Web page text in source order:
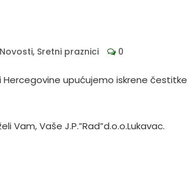
Novosti, Sretni praznici 0
upućujemo iskrene
Vam, Vaše J.P.”Rad”d.o.o.Lukavac.